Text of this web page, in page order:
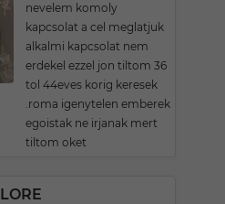
nevelem komoly
kapcsolat a cel meglatjuk
alkalmi kapcsolat nem
erdekel ezzel jon tiltom 36
tol 44eves korig keresek
.roma igenytelen emberek
egoistak ne irjanak mert
tiltom oket
LORE